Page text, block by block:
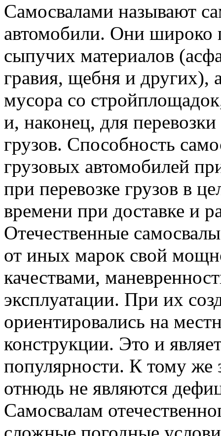
Самосвалами называют
автомобили. Они широко
сыпучих материалов
гравия, щебня и других),
мусора со
и, наконец, для
грузов. Способность
грузовых автомобилей
при перевозке грузов в
времени при доставке и
Отечественные
от иных марок свой
качествами,
эксплуатации. При их
ориентировались на
конструкции. Это и
популярности. К тому же
отнюдь не являются
Самосвалам